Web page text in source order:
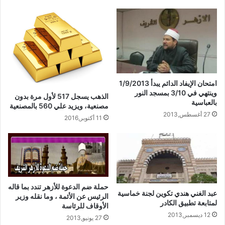
القرآن الكريم .
3 . زيادة مكافأة مُحفظي مكاتب التحفيظ البالغ عددها 390 مكتبًا
بنسبة 100 % من مخصصات الوزارة ، وكذلك زيادة مكافأة حلقات
التحفيظ البالغ عددها ( 29 ) بنسبة 200 % ، وزيادة مكافأة أعضاء
المقارئ البالغ عددها 8539 بنسبة 25 % .
مقالات ذات صلة
بِالْحِكْمَةِ وَالْمَوْعِظَةِ والْحَسَنَةِ )) د. مُحَمَّدُ حَرْزٌ
5 فبراير,2026
خُطْبَةُ الجُمُعَةِ القَادِمَةُ : ((بُطُولَاتٌ لَا تُنْسَى)) د. مُحَمَّدُ
حَرْزٍ
امتحان الإيفاد الدائم يبدأ 1/9/2013
وينتهي في 3/10 بمسجد النور
بالعباسية
27 أغسطس,2013
الذهب يسجل 517 لأول مرة بدون
مصنعية، ويزيد علي 560 بالمصنعية
11 أكتوبر,2016
عبد الغني هندي تكوين لجنة خماسية
لمتابعة تطبيق الكادر
12 ديسمبر,2013
حملة ضم الدعوة للأزهر تندد بما قاله
الرئيس عن الأئمة ، وما نقله وزير
الأوقاف للرئاسة
27 يونيو,2013